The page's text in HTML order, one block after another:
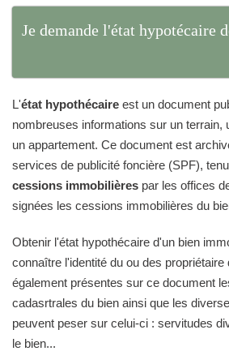
Je demande l'état hypotécaire
L'état hypothécaire est un document
nombreuses informations sur un terrain,
un appartement. Ce document est
services de publicité foncière (SPF),
cessions immobilières par les offices
signées les cessions immobilières du
Obtenir l'état hypothécaire d'un bien
connaître l'identité du ou des propriétaire
également présentes sur ce document
cadasrtrales du bien ainsi que les
peuvent peser sur celui-ci : servitudes
le bien...